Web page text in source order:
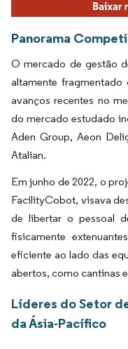
Panorama
O mercado de gestão
altamente
avanços recentes no
do mercado estudado
Aden Group, Aeon
Atalian.
Em junho de 2022, o
FacilityCobot, visava
de libertar o pessoal
fisicamente
eficiente ao lado das
abertos, como cantinas
Líderes do Setor
da Ásia-Pacífico